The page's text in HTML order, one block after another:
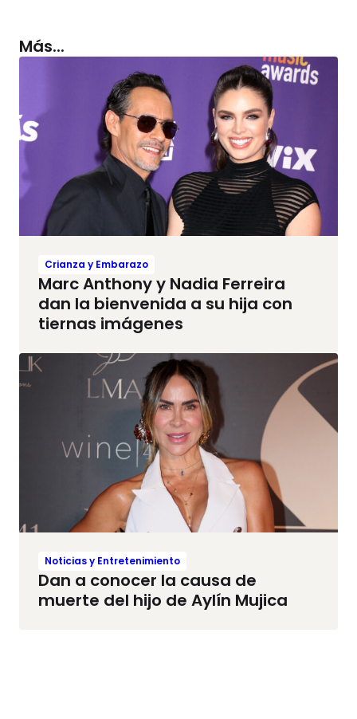
Más...
Crianza y Embarazo
Marc Anthony y Nadia Ferreira
dan la bienvenida a su hija con
tiernas imágenes
Noticias y Entretenimiento
Dan a conocer la causa de
muerte del hijo de Aylín Mujica